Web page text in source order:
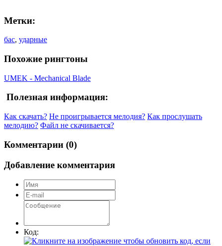
Метки:
бас, ударные
Похожие рингтоны
UMEK - Mechanical Blade
Полезная информация:
Как скачать? Не проигрывается мелодия? Как прослушать
мелодию? Файл не скачивается?
Комментарии (0)
Добавление комментария
Код: